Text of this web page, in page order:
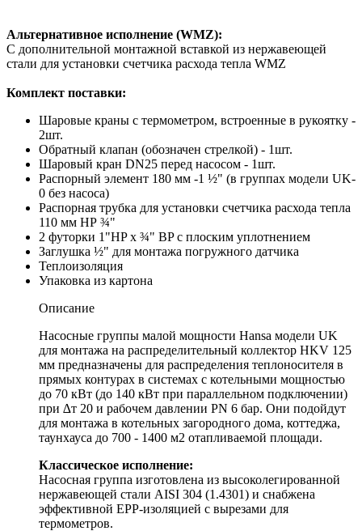
Альтернативное исполнение (WMZ):
С дополнительной монтажной вставкой из нержавеющей
стали для установки счетчика расхода тепла WMZ
Комплект поставки:
Шаровые краны с термометром, встроенные в рукоятку -
2шт.
Обратный клапан (обозначен стрелкой) - 1шт.
Шаровый кран DN25 перед насосом - 1шт.
Распорный элемент 180 мм -1 ½" (в группах модели UK-
0 без насоса)
Распорная трубка для установки счетчика расхода тепла
110 мм НР ¾"
2 футорки 1"HP x ¾" BP с плоским уплотнением
Заглушка ½" для монтажа погружного датчика
Теплоизоляция
Упаковка из картона
Описание
Насосные группы малой мощности Hansa модели UK
для монтажа на распределительный коллектор HKV 125
мм предназначены для распределения теплоносителя в
прямых контурах в системах с котельными мощностью
до 70 кВт (до 140 кВт при параллельном подключении)
при ∆т 20 и рабочем давлении PN 6 бар. Они подойдут
для монтажа в котельных загородного дома, коттеджа,
таунхауса до 700 - 1400 м2 отапливаемой площади.
Классическое исполнение:
Насосная группа изготовлена из высоколегированной
нержавеющей стали AISI 304 (1.4301) и снабжена
эффективной EPP-изоляцией с вырезами для
термометров.